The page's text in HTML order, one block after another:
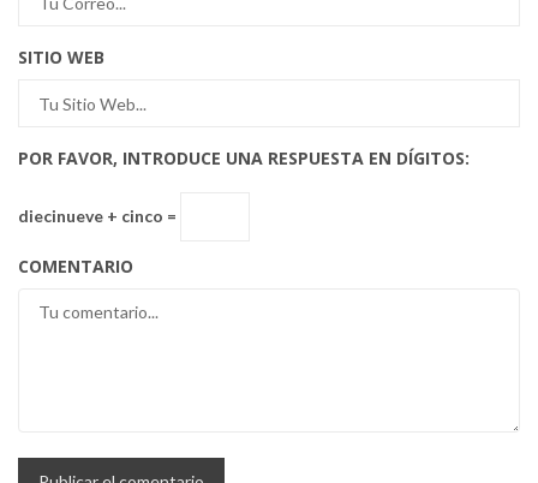
SITIO WEB
POR FAVOR, INTRODUCE UNA RESPUESTA EN DÍGITOS:
diecinueve + cinco =
COMENTARIO